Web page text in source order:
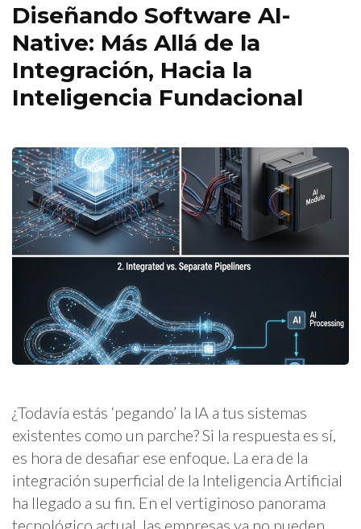
Diseñando Software AI-
Native: Más Allá de la
Integración, Hacia la
Inteligencia Fundacional
¿Todavía estás ‘pegando’ la IA a tus sistemas
existentes como un parche? Si la respuesta es sí,
es hora de desafiar ese enfoque. La era de la
integración superficial de la Inteligencia Artificial
ha llegado a su fin. En el vertiginoso panorama